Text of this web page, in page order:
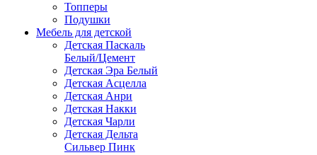
Топперы
Подушки
Мебель для детской
Детская Паскаль
Белый/Цемент
Детская Эра Белый
Детская Асцелла
Детская Анри
Детская Накки
Детская Чарли
Детская Дельта
Сильвер Пинк